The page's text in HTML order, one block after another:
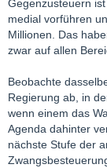
Gegenzusteuern
medial vorführen
Millionen. Das
zwar auf allen
Beobachte
Regierung ab, in
wenn einem das
Agenda dahinter
nächste Stufe der